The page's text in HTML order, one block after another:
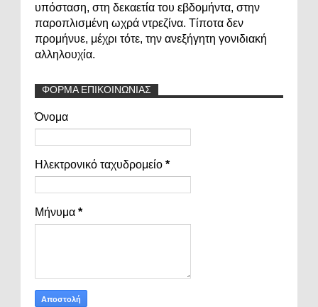
υπόσταση, στη δεκαετία του εβδομήντα, στην
παροπλισμένη ωχρά ντρεζίνα. Τίποτα δεν
προμήνυε, μέχρι τότε, την ανεξήγητη γονιδιακή
αλληλουχία.
ΦΟΡΜΑ ΕΠΙΚΟΙΝΩΝΙΑΣ
Όνομα
Ηλεκτρονικό ταχυδρομείο *
Μήνυμα *